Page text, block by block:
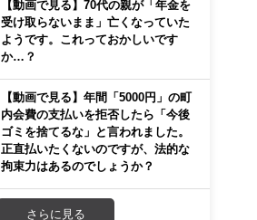
【動画で見る】70代の親が「年金を
受け取らないまま」亡くなっていた
ようです。これっておかしいです
か…？
【動画で見る】年間「5000円」の町
内会費の支払いを拒否したら「今後
ゴミを捨てるな」と言われました。
正直払いたくないのですが、法的な
拘束力はあるのでしょうか？
さらに見る